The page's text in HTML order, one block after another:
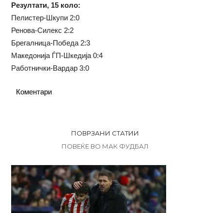
Резултати, 15 коло:
Пелистер-Шкупи 2:0
Ренова-Силекс 2:2
Брегалница-Победа 2:3
Македонија ЃП-Шкедија 0:4
Работнички-Вардар 3:0
Коментари
ПОВРЗАНИ СТАТИИ
ПОВЕЌЕ ВО МАК ФУДБАЛ